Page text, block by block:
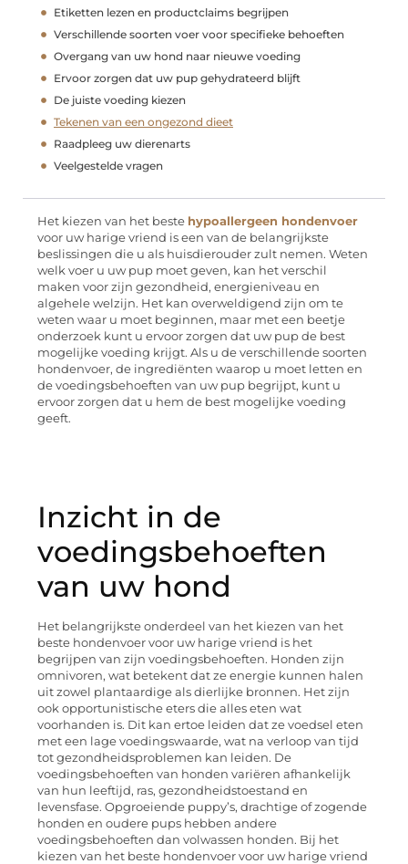
Etiketten lezen en productclaims begrijpen
Verschillende soorten voer voor specifieke behoeften
Overgang van uw hond naar nieuwe voeding
Ervoor zorgen dat uw pup gehydrateerd blijft
De juiste voeding kiezen
Tekenen van een ongezond dieet
Raadpleeg uw dierenarts
Veelgestelde vragen
Het kiezen van het beste hypoallergeen hondenvoer
voor uw harige vriend is een van de belangrijkste
beslissingen die u als huisdierouder zult nemen. Weten
welk voer u uw pup moet geven, kan het verschil
maken voor zijn gezondheid, energieniveau en
algehele welzijn. Het kan overweldigend zijn om te
weten waar u moet beginnen, maar met een beetje
onderzoek kunt u ervoor zorgen dat uw pup de best
mogelijke voeding krijgt. Als u de verschillende soorten
hondenvoer, de ingrediënten waarop u moet letten en
de voedingsbehoeften van uw pup begrijpt, kunt u
ervoor zorgen dat u hem de best mogelijke voeding
geeft.
Inzicht in de
voedingsbehoeften
van uw hond
Het belangrijkste onderdeel van het kiezen van het
beste hondenvoer voor uw harige vriend is het
begrijpen van zijn voedingsbehoeften. Honden zijn
omnivoren, wat betekent dat ze energie kunnen halen
uit zowel plantaardige als dierlijke bronnen. Het zijn
ook opportunistische eters die alles eten wat
voorhanden is. Dit kan ertoe leiden dat ze voedsel eten
met een lage voedingswaarde, wat na verloop van tijd
tot gezondheidsproblemen kan leiden. De
voedingsbehoeften van honden variëren afhankelijk
van hun leeftijd, ras, gezondheidstoestand en
levensfase. Opgroeiende puppy’s, drachtige of zogende
honden en oudere pups hebben andere
voedingsbehoeften dan volwassen honden. Bij het
kiezen van het beste hondenvoer voor uw harige vriend